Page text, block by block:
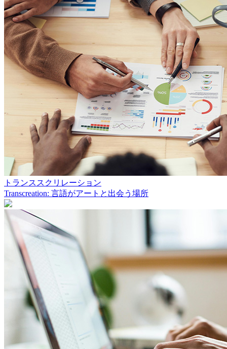
トランススクリレーション
Transcreation: 言語がアートと出会う場所